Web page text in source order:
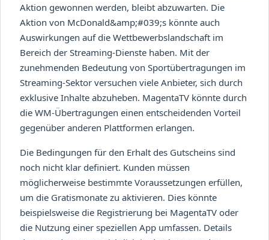
Aktion gewonnen werden, bleibt abzuwarten. Die
Aktion von McDonald&amp;#039;s könnte auch
Auswirkungen auf die Wettbewerbslandschaft im
Bereich der Streaming-Dienste haben. Mit der
zunehmenden Bedeutung von Sportübertragungen im
Streaming-Sektor versuchen viele Anbieter, sich durch
exklusive Inhalte abzuheben. MagentaTV könnte durch
die WM-Übertragungen einen entscheidenden Vorteil
gegenüber anderen Plattformen erlangen.
Die Bedingungen für den Erhalt des Gutscheins sind
noch nicht klar definiert. Kunden müssen
möglicherweise bestimmte Voraussetzungen erfüllen,
um die Gratismonate zu aktivieren. Dies könnte
beispielsweise die Registrierung bei MagentaTV oder
die Nutzung einer speziellen App umfassen. Details